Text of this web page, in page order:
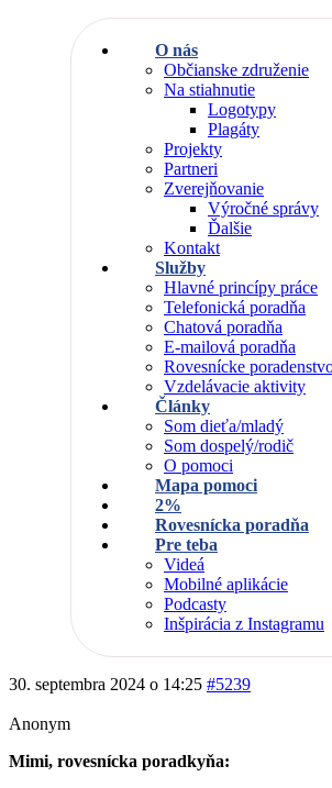
O nás
Občianske združenie
Na stiahnutie
Logotypy
Plagáty
Projekty
Partneri
Zverejňovanie
Výročné správy
Ďalšie
Kontakt
Služby
Hlavné princípy práce
Telefonická poradňa
Chatová poradňa
E-mailová poradňa
Rovesnícke
Vzdelávacie aktivity
Články
Som dieťa/mladý
Som dospelý/rodič
O pomoci
Mapa pomoci
2%
Rovesnícka poradňa
Pre teba
Videá
Mobilné aplikácie
Podcasty
Inšpirácia z Instagramu
30. septembra 2024 o 14:25 #5239
Anonym
Mimi, rovesnícka poradkyňa: